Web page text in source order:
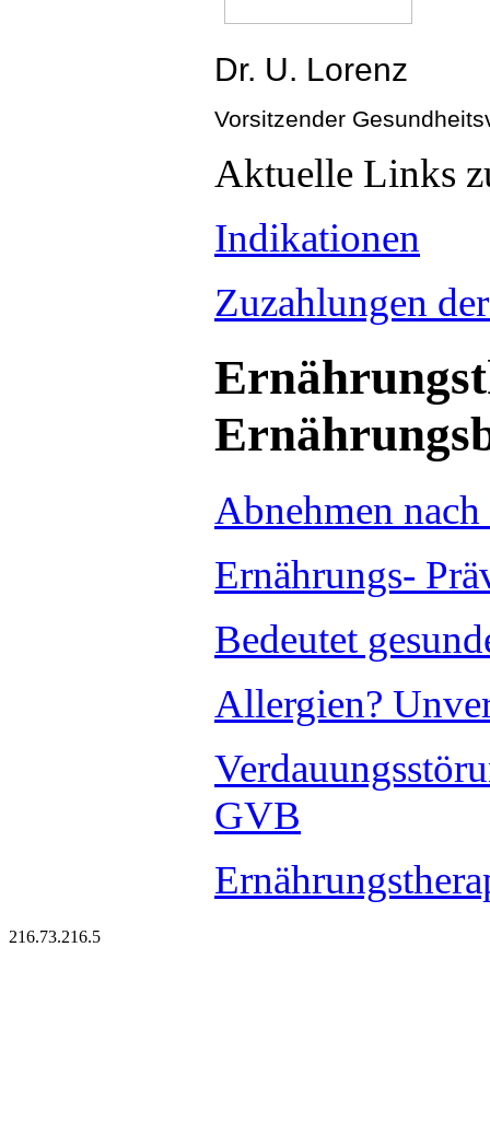
Dr. U. Lorenz
Vorsitzender
Aktuelle Links
Indikationen
Zuzahlungen
Abnehmen
Ernährungs-
Bedeutet
Allergien?
GVB
216.73.216.5